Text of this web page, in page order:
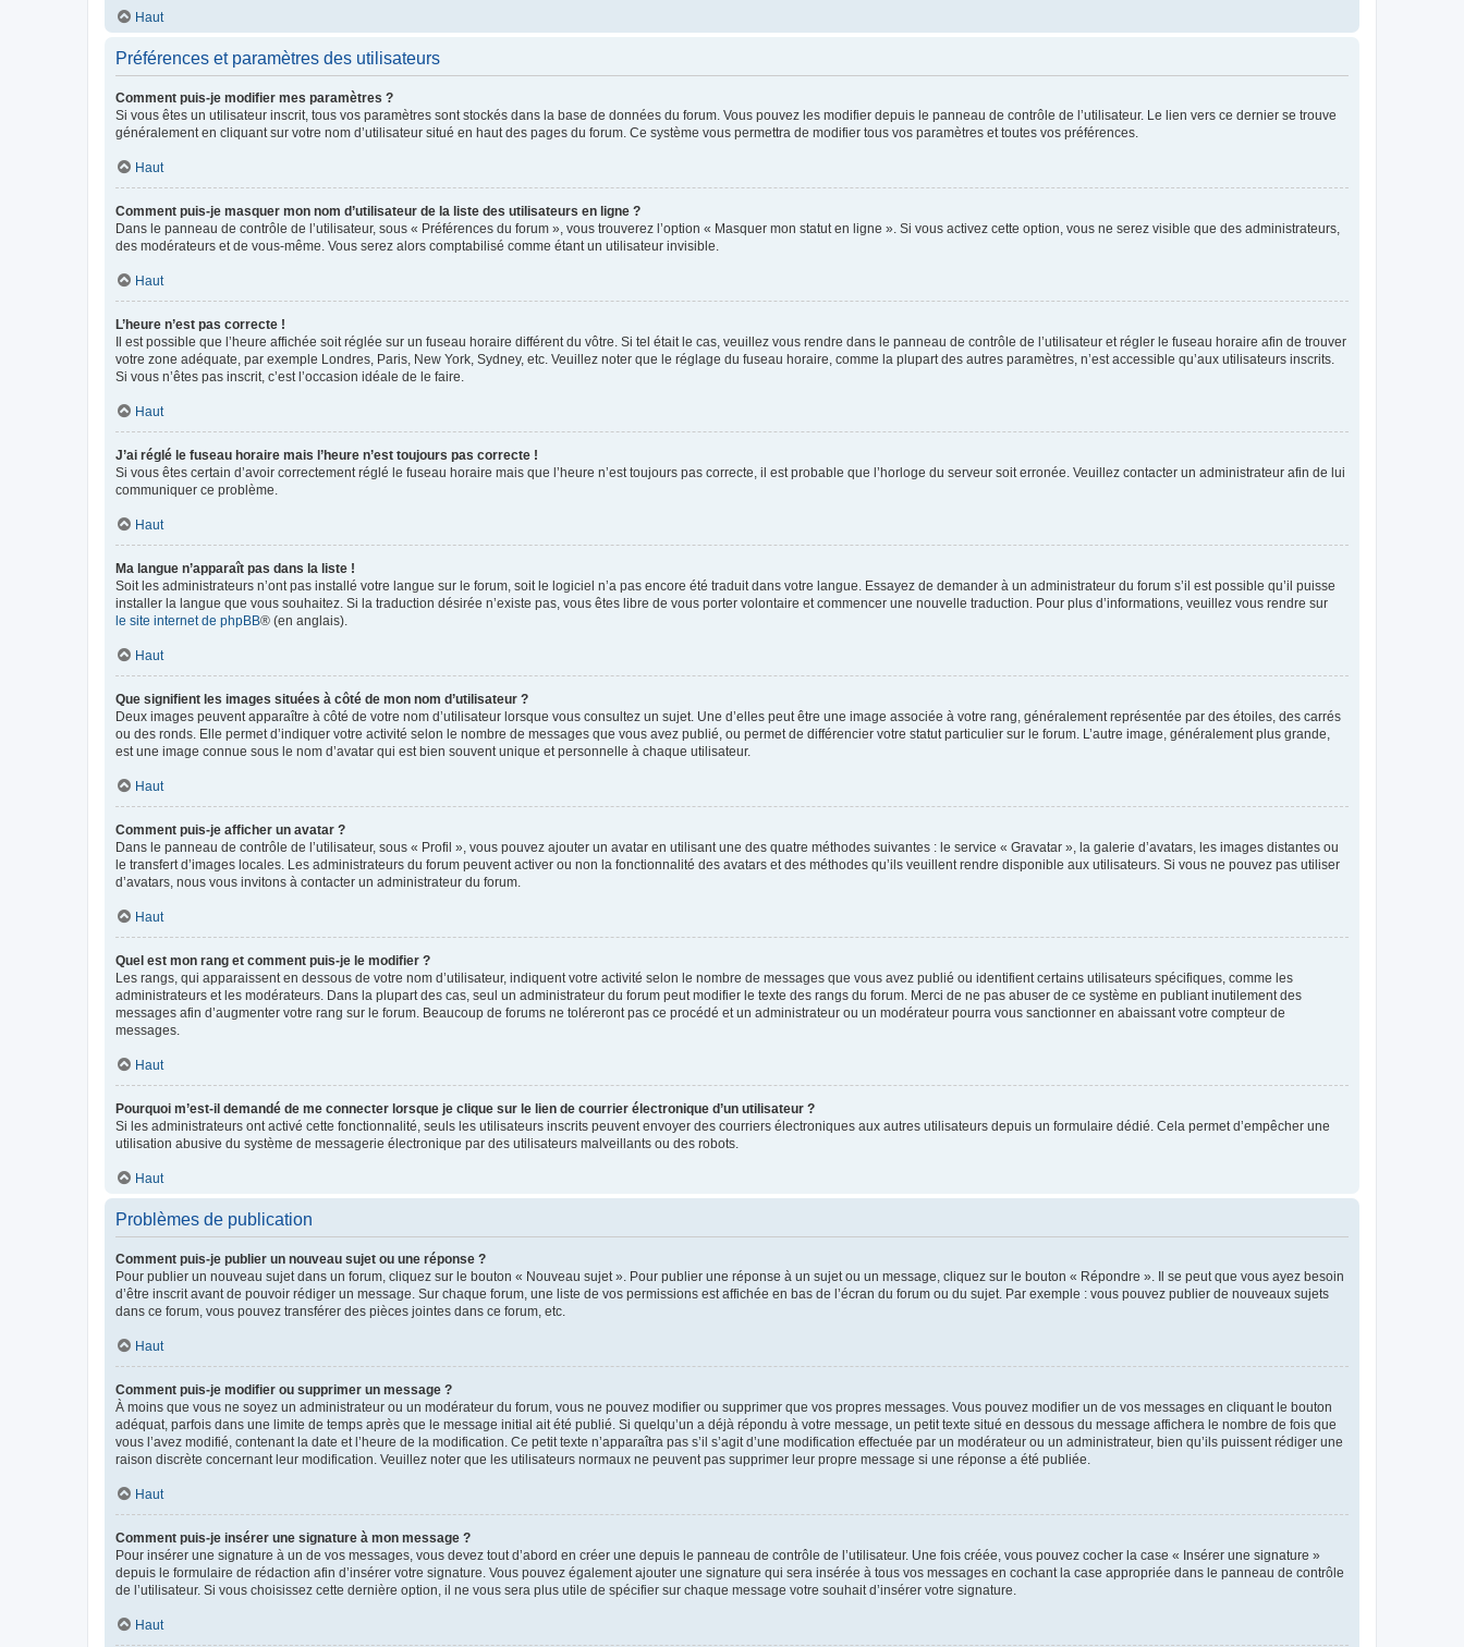
Haut
Préférences et paramètres des utilisateurs
Comment puis-je modifier mes paramètres ?
Si vous êtes un utilisateur inscrit, tous vos paramètres sont stockés dans la base de données du forum. Vous pouvez les modifier depuis le panneau de contrôle de l’utilisateur. Le lien vers ce dernier se trouve
généralement en cliquant sur votre nom d’utilisateur situé en haut des pages du forum. Ce système vous permettra de modifier tous vos paramètres et toutes vos préférences.
Haut
Comment puis-je masquer mon nom d’utilisateur de la liste des utilisateurs en ligne ?
Dans le panneau de contrôle de l’utilisateur, sous « Préférences du forum », vous trouverez l’option « Masquer mon statut en ligne ». Si vous activez cette option, vous ne serez visible que des administrateurs,
des modérateurs et de vous-même. Vous serez alors comptabilisé comme étant un utilisateur invisible.
Haut
L’heure n’est pas correcte !
Il est possible que l’heure affichée soit réglée sur un fuseau horaire différent du vôtre. Si tel était le cas, veuillez vous rendre dans le panneau de contrôle de l’utilisateur et régler le fuseau horaire afin de trouver
votre zone adéquate, par exemple Londres, Paris, New York, Sydney, etc. Veuillez noter que le réglage du fuseau horaire, comme la plupart des autres paramètres, n’est accessible qu’aux utilisateurs inscrits.
Si vous n’êtes pas inscrit, c’est l’occasion idéale de le faire.
Haut
J’ai réglé le fuseau horaire mais l’heure n’est toujours pas correcte !
Si vous êtes certain d’avoir correctement réglé le fuseau horaire mais que l’heure n’est toujours pas correcte, il est probable que l’horloge du serveur soit erronée. Veuillez contacter un administrateur afin de lui
communiquer ce problème.
Haut
Ma langue n’apparaît pas dans la liste !
Soit les administrateurs n’ont pas installé votre langue sur le forum, soit le logiciel n’a pas encore été traduit dans votre langue. Essayez de demander à un administrateur du forum s’il est possible qu’il puisse
installer la langue que vous souhaitez. Si la traduction désirée n’existe pas, vous êtes libre de vous porter volontaire et commencer une nouvelle traduction. Pour plus d’informations, veuillez vous rendre sur
le site internet de phpBB® (en anglais).
Haut
Que signifient les images situées à côté de mon nom d’utilisateur ?
Deux images peuvent apparaître à côté de votre nom d’utilisateur lorsque vous consultez un sujet. Une d’elles peut être une image associée à votre rang, généralement représentée par des étoiles, des carrés
ou des ronds. Elle permet d’indiquer votre activité selon le nombre de messages que vous avez publié, ou permet de différencier votre statut particulier sur le forum. L’autre image, généralement plus grande,
est une image connue sous le nom d’avatar qui est bien souvent unique et personnelle à chaque utilisateur.
Haut
Comment puis-je afficher un avatar ?
Dans le panneau de contrôle de l’utilisateur, sous « Profil », vous pouvez ajouter un avatar en utilisant une des quatre méthodes suivantes : le service « Gravatar », la galerie d’avatars, les images distantes ou
le transfert d’images locales. Les administrateurs du forum peuvent activer ou non la fonctionnalité des avatars et des méthodes qu’ils veuillent rendre disponible aux utilisateurs. Si vous ne pouvez pas utiliser
d’avatars, nous vous invitons à contacter un administrateur du forum.
Haut
Quel est mon rang et comment puis-je le modifier ?
Les rangs, qui apparaissent en dessous de votre nom d’utilisateur, indiquent votre activité selon le nombre de messages que vous avez publié ou identifient certains utilisateurs spécifiques, comme les
administrateurs et les modérateurs. Dans la plupart des cas, seul un administrateur du forum peut modifier le texte des rangs du forum. Merci de ne pas abuser de ce système en publiant inutilement des
messages afin d’augmenter votre rang sur le forum. Beaucoup de forums ne toléreront pas ce procédé et un administrateur ou un modérateur pourra vous sanctionner en abaissant votre compteur de
messages.
Haut
Pourquoi m’est-il demandé de me connecter lorsque je clique sur le lien de courrier électronique d’un utilisateur ?
Si les administrateurs ont activé cette fonctionnalité, seuls les utilisateurs inscrits peuvent envoyer des courriers électroniques aux autres utilisateurs depuis un formulaire dédié. Cela permet d’empêcher une
utilisation abusive du système de messagerie électronique par des utilisateurs malveillants ou des robots.
Haut
Problèmes de publication
Comment puis-je publier un nouveau sujet ou une réponse ?
Pour publier un nouveau sujet dans un forum, cliquez sur le bouton « Nouveau sujet ». Pour publier une réponse à un sujet ou un message, cliquez sur le bouton « Répondre ». Il se peut que vous ayez besoin
d’être inscrit avant de pouvoir rédiger un message. Sur chaque forum, une liste de vos permissions est affichée en bas de l’écran du forum ou du sujet. Par exemple : vous pouvez publier de nouveaux sujets
dans ce forum, vous pouvez transférer des pièces jointes dans ce forum, etc.
Haut
Comment puis-je modifier ou supprimer un message ?
À moins que vous ne soyez un administrateur ou un modérateur du forum, vous ne pouvez modifier ou supprimer que vos propres messages. Vous pouvez modifier un de vos messages en cliquant le bouton
adéquat, parfois dans une limite de temps après que le message initial ait été publié. Si quelqu’un a déjà répondu à votre message, un petit texte situé en dessous du message affichera le nombre de fois que
vous l’avez modifié, contenant la date et l’heure de la modification. Ce petit texte n’apparaîtra pas s’il s’agit d’une modification effectuée par un modérateur ou un administrateur, bien qu’ils puissent rédiger une
raison discrète concernant leur modification. Veuillez noter que les utilisateurs normaux ne peuvent pas supprimer leur propre message si une réponse a été publiée.
Haut
Comment puis-je insérer une signature à mon message ?
Pour insérer une signature à un de vos messages, vous devez tout d’abord en créer une depuis le panneau de contrôle de l’utilisateur. Une fois créée, vous pouvez cocher la case « Insérer une signature »
depuis le formulaire de rédaction afin d’insérer votre signature. Vous pouvez également ajouter une signature qui sera insérée à tous vos messages en cochant la case appropriée dans le panneau de contrôle
de l’utilisateur. Si vous choisissez cette dernière option, il ne vous sera plus utile de spécifier sur chaque message votre souhait d’insérer votre signature.
Haut